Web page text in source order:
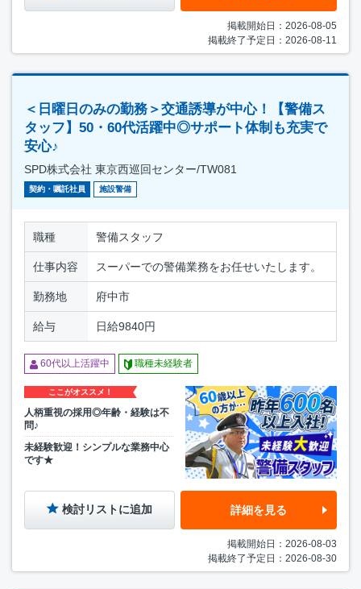
掲載開始日：2026-08-05
掲載終了予定日：2026-08-11
＜日曜日のみの勤務＞交通誘導が中心！【警備ス
タッフ】50・60代活躍中◎サポート体制も充実で
安心♪
SPD株式会社 東京西巡回センター/TW081
契約・嘱託社員 施設警備
職種 警備スタッフ
仕事内容 スーパーでの警備業務をお任せいたします。
勤務地 府中市
給与 日給9840円
60代以上活躍中 職種未経験者
ここがオススメ！
人柄重視の採用◎年齢・経験は不
問♪
未経験歓迎！シンプルな業務中心
です★
検討リストに追加 詳細を見る
掲載開始日：2026-08-03
掲載終了予定日：2026-08-30